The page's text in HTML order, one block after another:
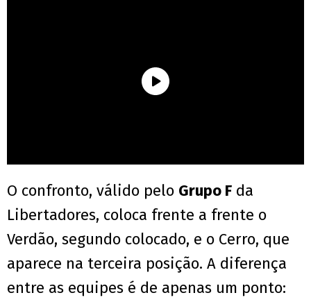
O confronto, válido pelo Grupo F da
Libertadores, coloca frente a frente o
Verdão, segundo colocado, e o Cerro, que
aparece na terceira posição. A diferença
entre as equipes é de apenas um ponto: